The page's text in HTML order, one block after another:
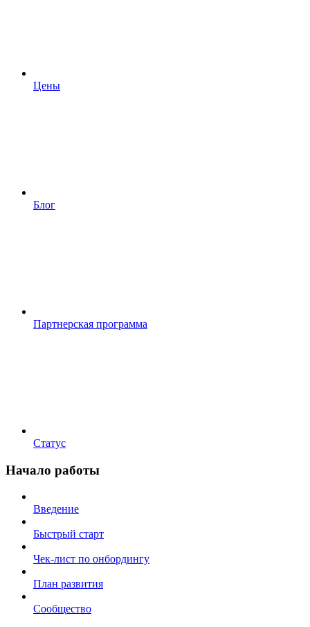
Цены
Блог
Партнерская программа
Статус
Начало работы
Введение
Быстрый старт
Чек-лист по онбордингу
План развития
Сообщество